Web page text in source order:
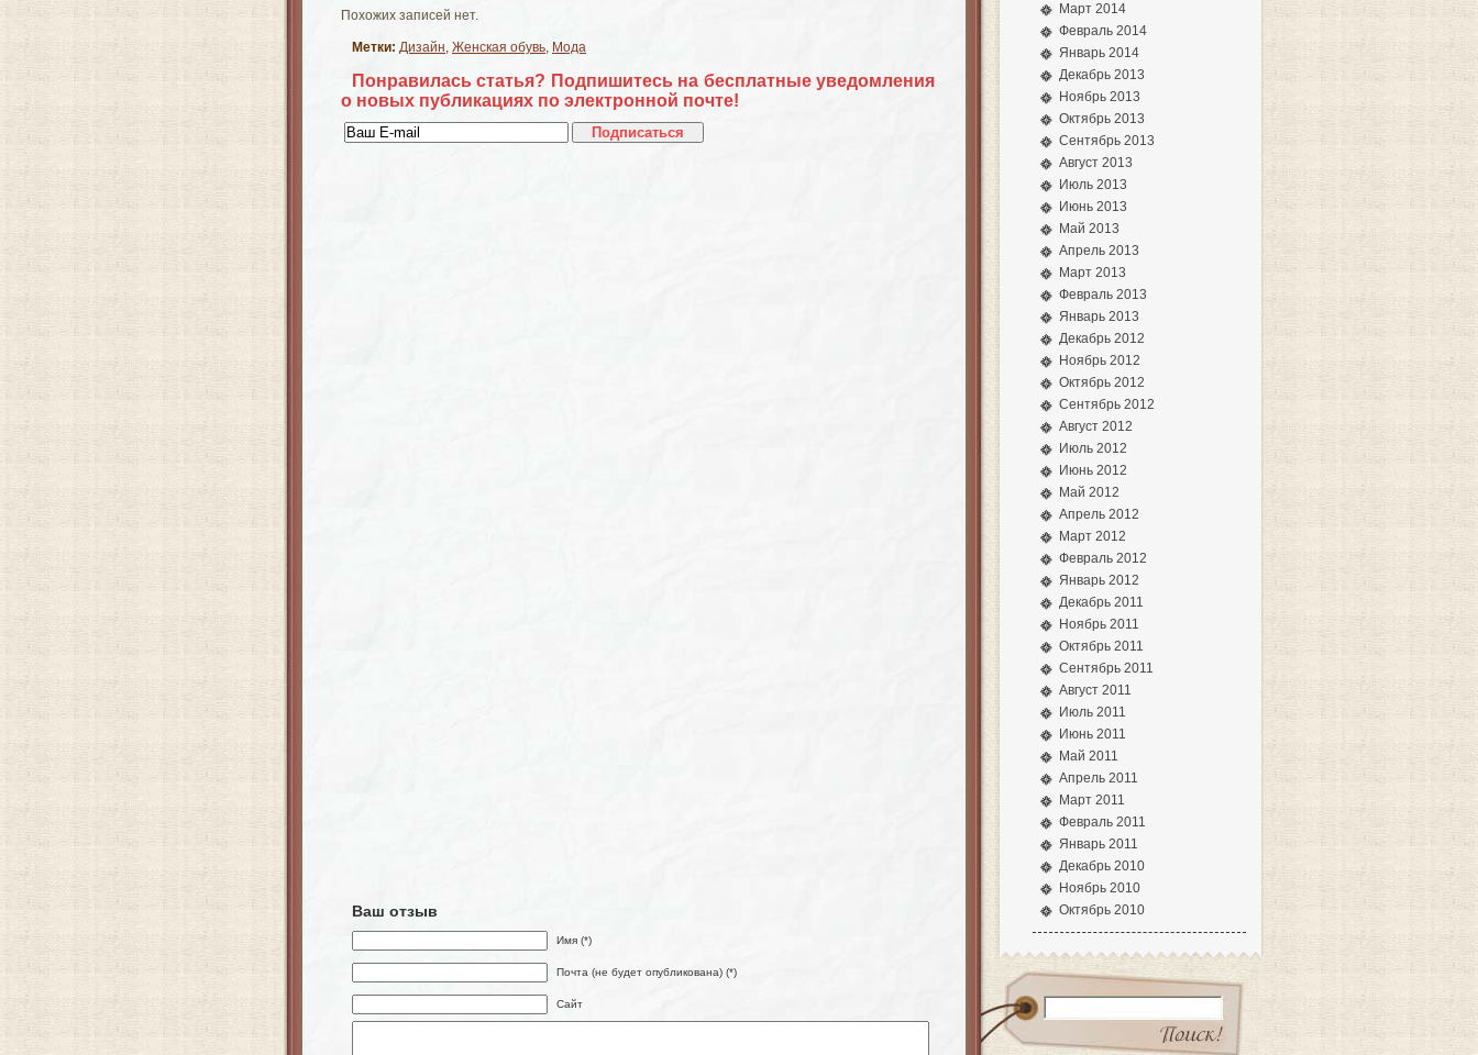
Похожих записей нет.
Метки: Дизайн, Женская обувь, Мода
Понравилась статья? Подпишитесь на бесплатные уведомления
о новых публикациях по электронной почте!
Ваш отзыв
Имя (*)
Почта (не будет опубликована) (*)
Сайт
Март 2014
Февраль 2014
Январь 2014
Декабрь 2013
Ноябрь 2013
Октябрь 2013
Сентябрь 2013
Август 2013
Июль 2013
Июнь 2013
Май 2013
Апрель 2013
Март 2013
Февраль 2013
Январь 2013
Декабрь 2012
Ноябрь 2012
Октябрь 2012
Сентябрь 2012
Август 2012
Июль 2012
Июнь 2012
Май 2012
Апрель 2012
Март 2012
Февраль 2012
Январь 2012
Декабрь 2011
Ноябрь 2011
Октябрь 2011
Сентябрь 2011
Август 2011
Июль 2011
Июнь 2011
Май 2011
Апрель 2011
Март 2011
Февраль 2011
Январь 2011
Декабрь 2010
Ноябрь 2010
Октябрь 2010